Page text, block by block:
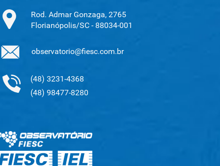
Rod. Admar Gonzaga, 2765
Florianópolis/SC - 88034-001
observatorio@fiesc.com.br
(48) 3231-4368
(48) 98477-8280
.
.